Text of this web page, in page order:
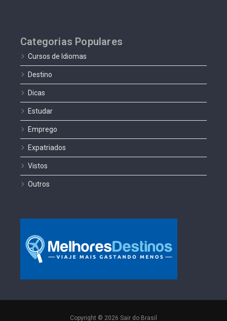
Categorias Populares
Cursos de Idiomas
Destino
Dicas
Estudar
Emprego
Expatriados
Vistos
Outros
Copyright © 2026 Sair do Brasil